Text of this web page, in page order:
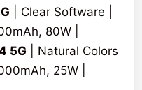
| Clear Software |
80W |
5G | Natural Colors
25W |